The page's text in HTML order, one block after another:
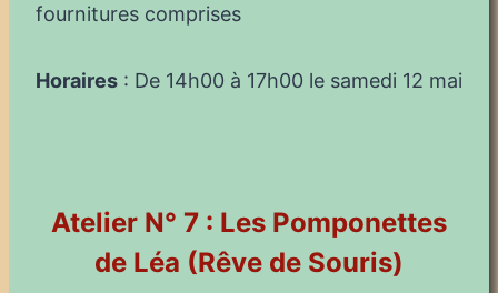
fournitures comprises
Horaires : De 14h00 à 17h00 le samedi 12 mai
Atelier N° 7 : Les Pomponettes
de Léa (Rêve de Souris)